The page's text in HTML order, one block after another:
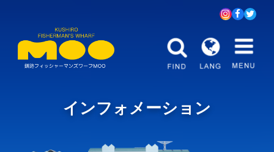
インフォメーション